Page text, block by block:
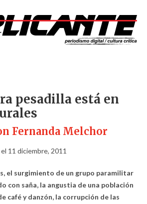
pesadilla está en
Fernanda Melchor
el 11 diciembre, 2011
el surgimiento de un grupo paramilitar
con saña, la angustia de una población
café y danzón, la corrupción de las